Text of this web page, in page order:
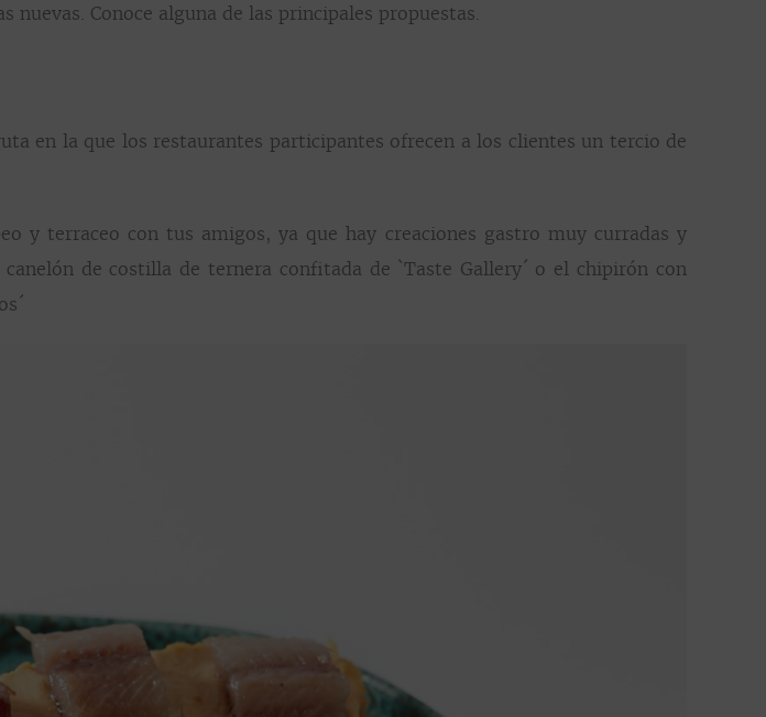
Conoce alguna de las principales propuestas.
en la que los restaurantes participantes ofrecen a los clientes un tercio de
y terraceo con tus amigos, ya que hay creaciones gastro muy curradas y
de costilla de ternera confitada de `Taste Gallery´ o el chipirón con